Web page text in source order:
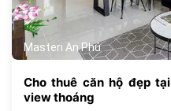
Masteri An Phú
Cho thuê căn hộ đẹp
view thoáng